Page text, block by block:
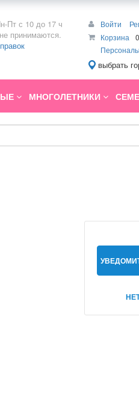
Пт с 10 до 17 ч
принимаются.
Войти
Корзина
выбрать
МНОГОЛЕТНИКИ